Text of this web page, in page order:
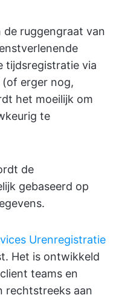
de ruggengraat van
tijdsregistratie via
erger nog,
het moeilijk om
te
de
gebaseerd op
Urenregistratie
Het is ontwikkeld
teams en
rechtstreeks aan